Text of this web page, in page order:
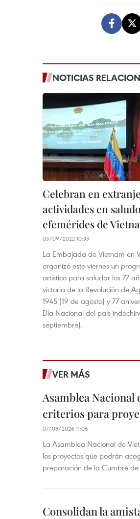
NOTICIAS
Celebran en
actividades en
efemérides de
03/09/2022 10:33
La Embajada de Vietnam en
organizó este viernes un
artístico para saludar los 77
victoria de la Revolución de
1945 (19 de agosto) y 77
Día Nacional del país
septiembre).
VER MÁS
Asamblea
criterios para
07/08/2026 11:06
La Asamblea Nacional de
los proyectos que podrán
preparación de la Cumbre de
Consolidan la